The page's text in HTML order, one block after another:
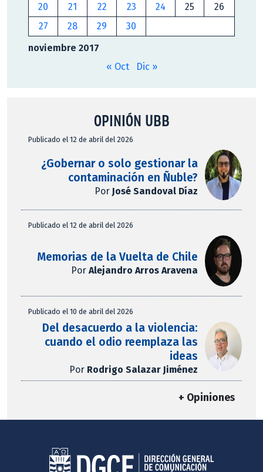
noviembre 2017
20
21 22 23 24 25
26
27
28 29 30
« Oct Dic »
OPINIÓN UBB
Publicado el 12 de abril del 2026
¿Gobernar o solo gestionar la
contaminación en Ñuble?
Por José Sandoval Díaz
Publicado el 12 de abril del 2026
Memorias de la Vuelta de Chile
PorAlejandro Arros Aravena
Publicado el 10 de abril del 2026
Del desacuerdo a la violencia:
cuando el odio reemplaza las
ideas
Por Rodrigo Salazar Jiménez
+ Opiniones